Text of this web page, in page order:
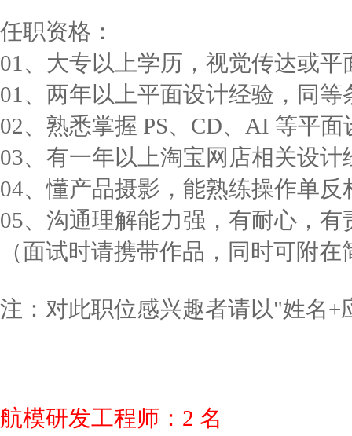
任职资格：
01、大专以上学历，视觉传达或
01、两年以上平面设计经验，同
02、熟悉掌握 PS、CD、AI 等平
03、有一年以上淘宝网店相关设计
04、懂产品摄影，能熟练操作单
05、沟通理解能力强，有耐心，
（面试时请携带作品，同时可附在
注：对此职位感兴趣者请以"姓名+
航模研发工程师：2 名